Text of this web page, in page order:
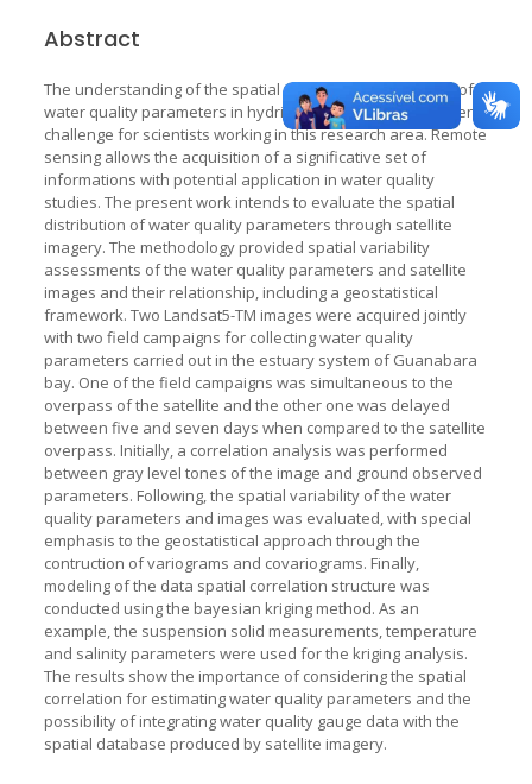
Abstract
The understanding of the spatial and temporal variability of
water quality parameters in hydric bodies rises a permanent
challenge for scientists working in this research area. Remote
sensing allows the acquisition of a significative set of
informations with potential application in water quality
studies. The present work intends to evaluate the spatial
distribution of water quality parameters through satellite
imagery. The methodology provided spatial variability
assessments of the water quality parameters and satellite
images and their relationship, including a geostatistical
framework. Two Landsat5-TM images were acquired jointly
with two field campaigns for collecting water quality
parameters carried out in the estuary system of Guanabara
bay. One of the field campaigns was simultaneous to the
overpass of the satellite and the other one was delayed
between five and seven days when compared to the satellite
overpass. Initially, a correlation analysis was performed
between gray level tones of the image and ground observed
parameters. Following, the spatial variability of the water
quality parameters and images was evaluated, with special
emphasis to the geostatistical approach through the
contruction of variograms and covariograms. Finally,
modeling of the data spatial correlation structure was
conducted using the bayesian kriging method. As an
example, the suspension solid measurements, temperature
and salinity parameters were used for the kriging analysis.
The results show the importance of considering the spatial
correlation for estimating water quality parameters and the
possibility of integrating water quality gauge data with the
spatial database produced by satellite imagery.